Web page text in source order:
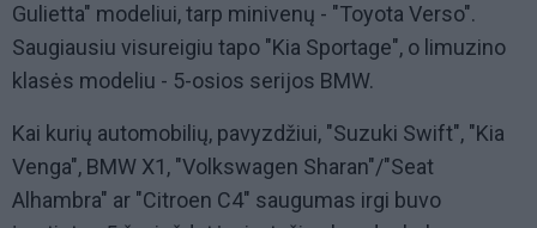
Gulietta" modeliui, tarp minivenų - "Toyota Verso".
Saugiausiu visureigiu tapo "Kia Sportage", o limuzino
klasės modeliu - 5-osios serijos BMW.
Kai kurių automobilių, pavyzdžiui, "Suzuki Swift", "Kia
Venga", BMW X1, "Volkswagen Sharan"/"Seat
Alhambra" ar "Citroen C4" saugumas irgi buvo